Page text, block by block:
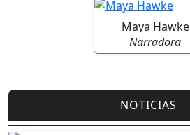
Maya Hawke
Narradora
NOTICIAS